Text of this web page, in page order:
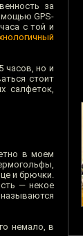
за
GPS-
с той и
часов, но и
стоит
салфеток,
в моем
и брючки.
— некое
немало, в